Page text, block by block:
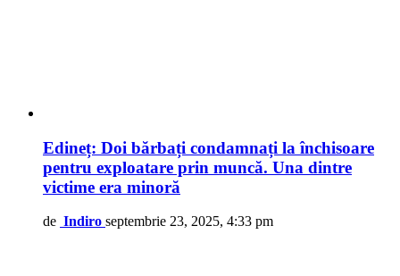
Edineț: Doi bărbați condamnați la închisoare
pentru exploatare prin muncă. Una dintre
victime era minoră
de Indiro septembrie 23, 2025, 4:33 pm